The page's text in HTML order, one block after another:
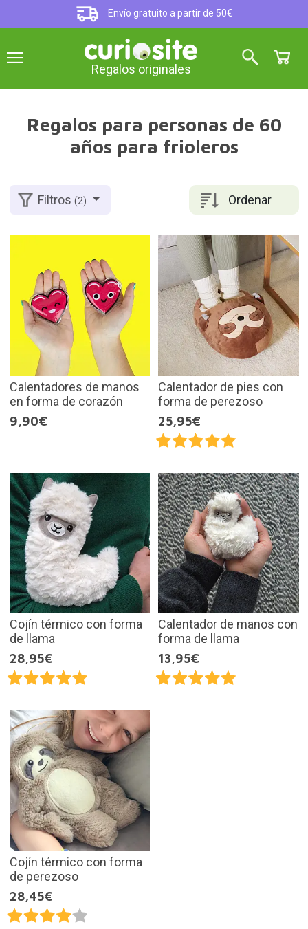
Envío gratuito a partir de 50€
Regalos originales
Regalos para personas de 60
años para frioleros
Ordenar
Filtros(2)
Calentadores de manos
en forma de corazón
9,90€
Calentador de pies con
forma de perezoso
25,95€
Cojín térmico con forma
de llama
28,95€
Calentador de manos con
forma de llama
13,95€
Cojín térmico con forma
de perezoso
28,45€